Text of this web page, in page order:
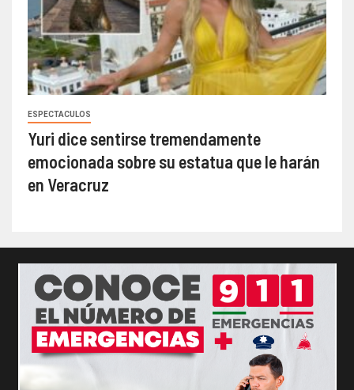
ESPECTACULOS
Yuri dice sentirse tremendamente
emocionada sobre su estatua que le harán
en Veracruz